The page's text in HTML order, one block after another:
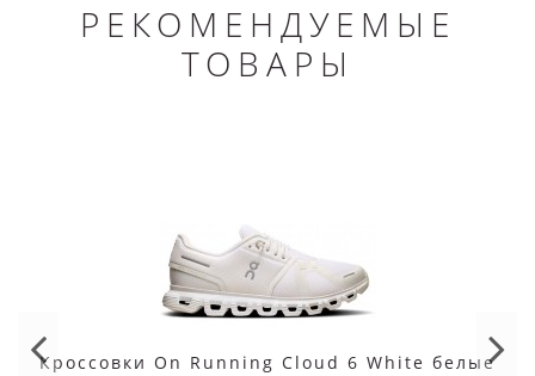
РЕКОМЕНДУЕМЫЕ
ТОВАРЫ
Кроссовки On Running Cloud 6 White белые